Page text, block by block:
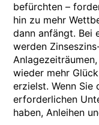
befürchten –
hin zu mehr
dann anfängt. Bei
werden
wieder mehr
erzielst. Wenn Sie
erforderlichen
haben, Anleihen